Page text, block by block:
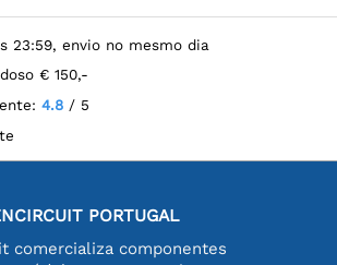
23:59, envio no mesmo dia
€ 150,-
4.8 / 5
PORTUGAL
comercializa componentes